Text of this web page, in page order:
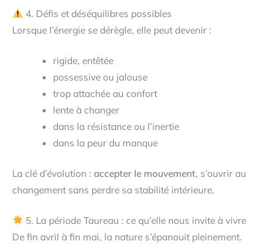
4. Défis et déséquilibres possibles
Lorsque l’énergie se dérègle, elle peut devenir :
rigide, entêtée
possessive ou jalouse
trop attachée au confort
lente à changer
dans la résistance ou l’inertie
dans la peur du manque
La clé d’évolution : accepter le mouvement, s’ouvrir au
changement sans perdre sa stabilité intérieure.
5. La période Taureau : ce qu’elle nous invite à vivre
De fin avril à fin mai, la nature s’épanouit pleinement.